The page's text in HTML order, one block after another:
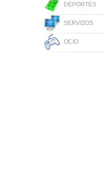
DEPORTES
SERVIZOS
OCIO